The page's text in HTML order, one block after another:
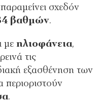
σχεδόν
βαθμών.
με ηλιοφάνεια,
τις
εξασθένηση των
περιοριστούν
.